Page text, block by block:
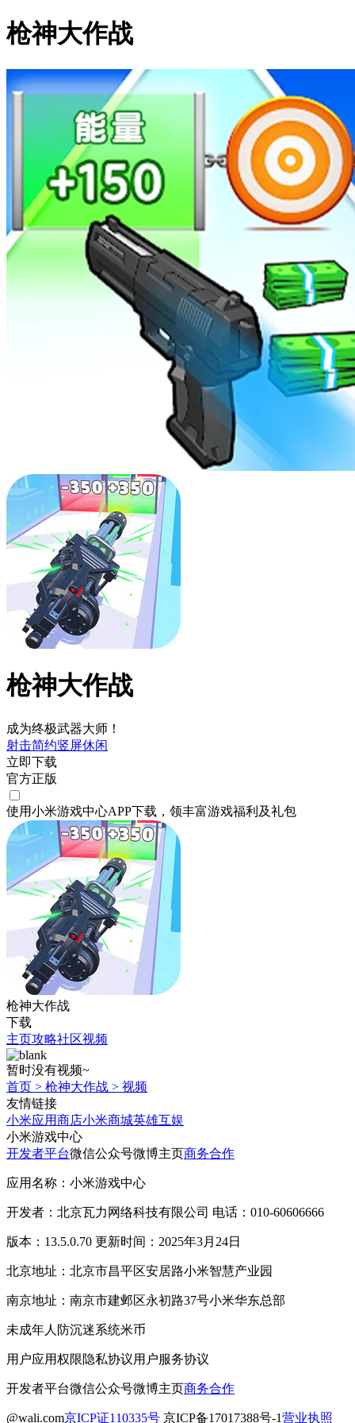
枪神大作战
枪神大作战
成为终极武器大师！
射击简约竖屏休闲
立即下载
官方正版
使用小米游戏中心APP下载 ，领丰富游戏福利 及礼包
枪神大作战
下载
主页攻略社区视频
暂时没有视频~
首页 > 枪神大作战 > 视频
友情链接
小米应用商店小米商城英雄互娱
小米游戏中心
开发者平台微信公众号微博主页商务合作
应用名称：小米游戏中心
开发者：北京瓦力网络科技有限公司 电话：010-60606666
版本：13.5.0.70 更新时间：2025年3月24日
北京地址：北京市昌平区安居路小米智慧产业园
南京地址：南京市建邺区永初路37号小米华东总部
未成年人防沉迷系统米币
用户应用权限隐私协议用户服务协议
开发者平台微信公众号微博主页商务合作
@wali.com京ICP证110335号 京ICP备17017388号-1营业执照